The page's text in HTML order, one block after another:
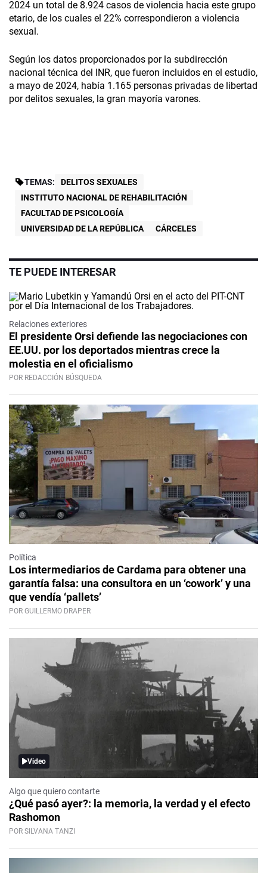
2024 un total de 8.924 casos de violencia hacia este grupo
etario, de los cuales el 22% correspondieron a violencia
sexual.
Según los datos proporcionados por la subdirección
nacional técnica del INR, que fueron incluidos en el estudio,
a mayo de 2024, había 1.165 personas privadas de libertad
por delitos sexuales, la gran mayoría varones.
TEMAS:
DELITOS SEXUALES
INSTITUTO NACIONAL DE REHABILITACIÓN
FACULTAD DE PSICOLOGÍA
UNIVERSIDAD DE LA REPÚBLICA
CÁRCELES
TE PUEDE INTERESAR
Relaciones exteriores
El presidente Orsi defiende las negociaciones con
EE.UU. por los deportados mientras crece la
molestia en el oficialismo
POR REDACCIÓN BÚSQUEDA
Política
Los intermediarios de Cardama para obtener una
garantía falsa: una consultora en un ‘cowork’ y una
que vendía ‘pallets’
POR GUILLERMO DRAPER
Video
Algo que quiero contarte
¿Qué pasó ayer?: la memoria, la verdad y el efecto
Rashomon
POR SILVANA TANZI